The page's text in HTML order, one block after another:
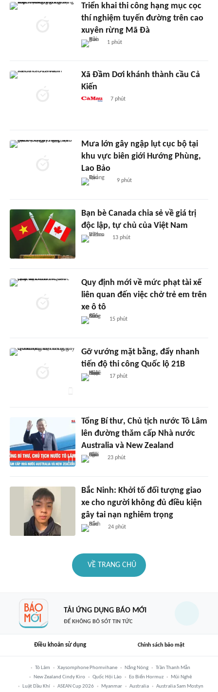
Triển khai thi công hạng mục cọc
thí nghiệm tuyến đường trên cao
xuyên rừng Mã Đà
1 phút
Xã Đầm Dơi khánh thành cầu Cả
Kiến
7 phút
Mưa lớn gây ngập lụt cục bộ tại
khu vực biên giới Hướng Phùng,
Lao Bảo
9 phút
Bạn bè Canada chia sẻ về giá trị
độc lập, tự chủ của Việt Nam
13 phút
Quy định mới về mức phạt tài xế
liên quan đến việc chở trẻ em trên
xe ô tô
15 phút
Gỡ vướng mặt bằng, đẩy nhanh
tiến độ thi công Quốc lộ 21B
17 phút
Tổng Bí thư, Chủ tịch nước Tô Lâm
lên đường thăm cấp Nhà nước
Australia và New Zealand
23 phút
Bắc Ninh: Khởi tố đối tượng giao
xe cho người không đủ điều kiện
gây tai nạn nghiêm trọng
24 phút
VỀ TRANG CHỦ
TẢI ỨNG DỤNG BÁO MỚI
ĐỂ KHÔNG BỎ SÓT TIN TỨC
Điều khoản sử dụng Chính sách bảo mật
Tô Lâm Xaysomphone Phomvihane Nắng Nóng
Trần Thanh Mẫn
New Zealand Cindy Kiro
Quốc Hội Lào Eo Biển Hormuz
Mũi Nghê
Luật Dầu Khí
ASEAN Cup 2026 Myanmar Australia Australia Sam Mostyn